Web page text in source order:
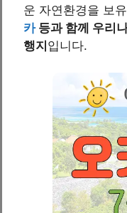
운 자연환경을 보
카등과 함께 우리
행지입니다.